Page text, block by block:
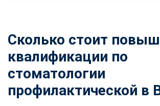
Сколько стоит
квалификации по
стоматологии
профилактической в